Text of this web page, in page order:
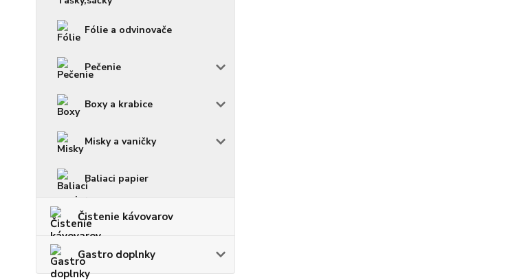
Fólie a odvinovače
Pečenie
Boxy a krabice
Misky a vaničky
Baliaci papier
Čistenie kávovarov
Gastro doplnky